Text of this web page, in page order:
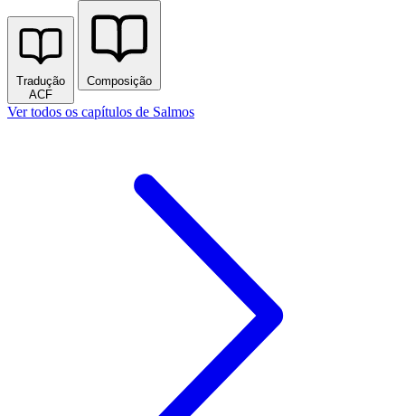
Tradução
ACF
Composição
Ver todos os capítulos de Salmos